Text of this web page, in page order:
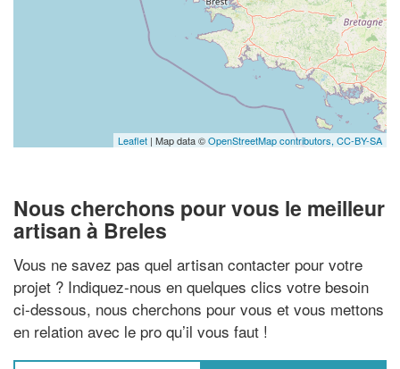
Leaflet | Map data ©OpenStreetMap contributors, CC-BY-SA
Nous cherchons pour vous le meilleur
artisan à Breles
Vous ne savez pas quel artisan contacter pour votre
projet ? Indiquez-nous en quelques clics votre besoin
ci-dessous, nous cherchons pour vous et vous mettons
en relation avec le pro qu’il vous faut !